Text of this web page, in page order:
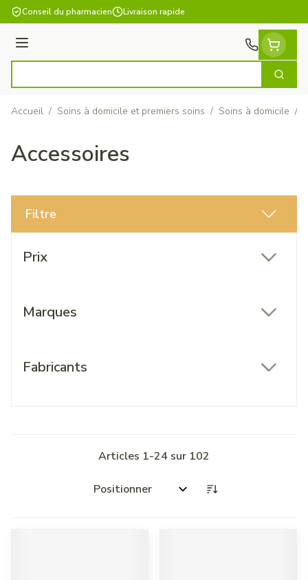
Aller au contenu
Conseil du pharmacien Livraison rapide
Menu
Accueil / Soins à domicile et premiers soins / Soins à domicile /
Accessoires
Filtre
Prix
Marques
Fabricants
Articles 1-24 sur 102
Trier par: